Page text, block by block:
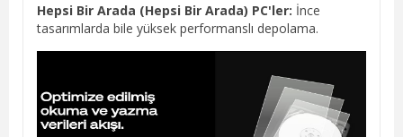
Hepsi Bir Arada (Hepsi Bir Arada) PC'ler: İnce
tasarımlarda bile yüksek performanslı depolama.